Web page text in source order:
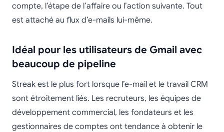
compte, l’étape de l’affaire ou l’action suivante. Tout
est attaché au flux d’e-mails lui-même.
Idéal pour les utilisateurs de Gmail avec
beaucoup de pipeline
Streak est le plus fort lorsque l’e-mail et le travail CRM
sont étroitement liés. Les recruteurs, les équipes de
développement commercial, les fondateurs et les
gestionnaires de comptes ont tendance à obtenir le